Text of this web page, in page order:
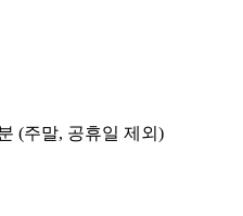
(주말, 공휴일 제외)